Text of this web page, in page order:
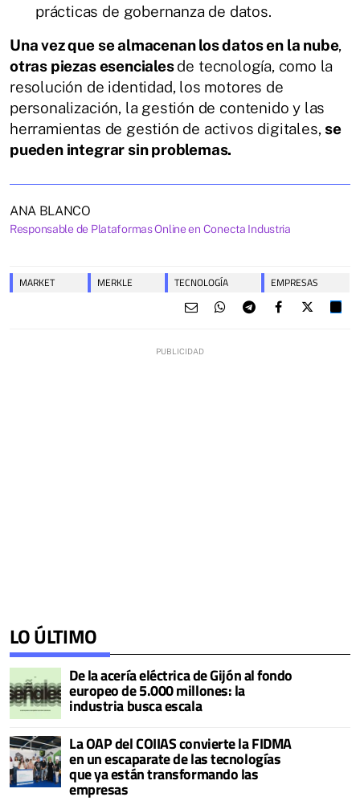
prácticas de gobernanza de datos.
Una vez que se almacenan los datos en la nube,
otras piezas esencialesde tecnología, como la
resolución de identidad, los motores de
personalización, la gestión de contenido y las
herramientas de gestión de activos digitales,se
pueden integrar sin problemas.
ANA BLANCO
Responsable de Plataformas Online en Conecta Industria
MARKET MERKLE TECNOLOGÍA EMPRESAS
LO ÚLTIMO
De la acería eléctrica de Gijón al fondo
europeo de 5.000 millones: la
industria busca escala
La OAP del COIIAS convierte la FIDMA
en un escaparate de las tecnologías
que ya están transformando las
empresas